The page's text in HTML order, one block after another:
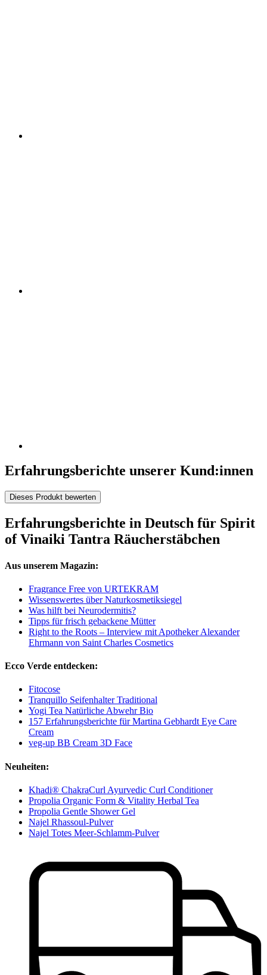
Erfahrungsberichte unserer Kund:innen
Dieses Produkt bewerten
Erfahrungsberichte in Deutsch für Spirit
of Vinaiki Tantra Räucherstäbchen
Aus unserem Magazin:
Fragrance Free von URTEKRAM
Wissenswertes über Naturkosmetiksiegel
Was hilft bei Neurodermitis?
Tipps für frisch gebackene Mütter
Right to the Roots – Interview mit Apotheker Alexander
Ehrmann von Saint Charles Cosmetics
Ecco Verde entdecken:
Fitocose
Tranquillo Seifenhalter Traditional
Yogi Tea Natürliche Abwehr Bio
157 Erfahrungsberichte für Martina Gebhardt Eye Care
Cream
veg-up BB Cream 3D Face
Neuheiten:
Khadi® ChakraCurl Ayurvedic Curl Conditioner
Propolia Organic Form & Vitality Herbal Tea
Propolia Gentle Shower Gel
Najel Rhassoul-Pulver
Najel Totes Meer-Schlamm-Pulver